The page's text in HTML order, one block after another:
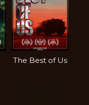
The Best of Us